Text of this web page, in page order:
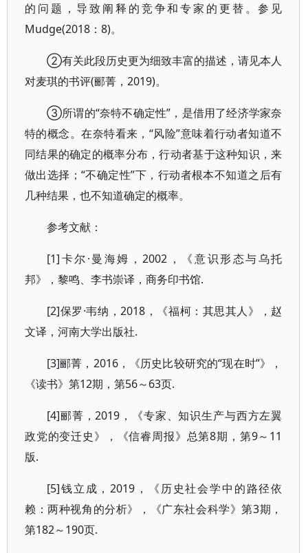
的问题，导致阐释的竞争和专家的更替。参见
Mudge(2018：8)。
②有关此段历史更为细致丰富的描述，请见本人
对麦琪的书评(郦菁，2019)。
③所谓的“奈特不确定性”，是借用了经济学家奈
特的概念。在奈特看来，“风险”意味着行动者知道不
同结果的确定的概率分布，行动者基于这种知识，来
做出选择；“不确定性”下，行动者根本不知道之后有
几种结果，也不知道确定的概率。
参考文献：
[1]卡尔·曼海姆，2002，《意识形态与乌托
邦》，黎鸣、李书崇译，商务印书馆.
[2]保罗·韦纳，2018，《福柯：其思其人》，赵
文译，河南大学出版社.
[3]郦菁，2016，《历史比较研究的“现在时”》，
《读书》第12期，第56～63页.
[4]郦菁，2019，《专家、知识生产与西方左翼
政党的变迁史》，《信睿周报》总第8期，第9～11
版.
[5]钱立成，2019，《历史社会学中的路径依
赖：两种视角的分析》，《广东社会科学》第3期，
第182～190页.